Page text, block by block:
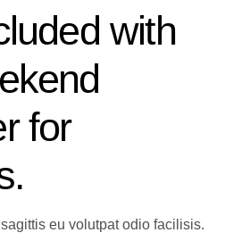
with
for
eu volutpat odio facilisis.